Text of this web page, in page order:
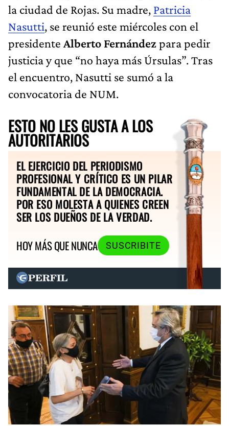
la ciudad de Rojas. Su madre, Patricia
Nasutti, se reunió este miércoles con el
presidente Alberto Fernándezpara pedir
justicia y que “no haya más Úrsulas”. Tras
el encuentro, Nasutti se sumó a la
convocatoria de NUM.
ESTO NO LES GUSTA A LOS
AUTORITARIOS
EL EJERCICIO DEL PERIODISMO
PROFESIONAL Y CRÍTICO ES UN PILAR
FUNDAMENTAL DE LA DEMOCRACIA.
POR ESO MOLESTA A QUIENES CREEN
SER LOS DUEÑOS DE LA VERDAD.
HOY MÁS QUE NUNCA
SUSCRIBITE